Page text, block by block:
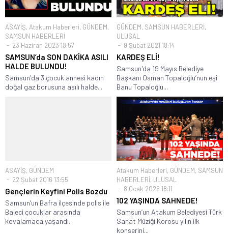
ASAYİŞ, Atakum Haberleri, GÜNDEM,
SAMSUN HABERLERİ
23 Haziran 2023 18:57
SAMSUN’da SON DAKİKA ASILI
HALDE BULUNDU!
Samsun'da 3 çocuk annesi kadın
doğal gaz borusuna asılı halde...
GÜNDEM, SAMSUN HABERLERİ,
ULUSAL
9 Şubat 2021 18:14
KARDEŞ ELİ!
Samsun'da 19 Mayıs Belediye
Başkanı Osman Topaloğlu’nun eşi
Banu Topaloğlu...
ASAYİŞ, GÜNDEM
22 Şubat 2016 13:55
Gençlerin Keyfini Polis Bozdu
Samsun’un Bafra ilçesinde polis ile
Baleci çocuklar arasında
kovalamaca yaşandı.
Atakum Haberleri, GÜNDEM, SAMSUN
HABERLERİ, ULUSAL
8 Ocak 2026 18:11
102 YAŞINDA SAHNEDE!
Samsun’un Atakum Belediyesi Türk
Sanat Müziği Korosu yılın ilk
konserini...